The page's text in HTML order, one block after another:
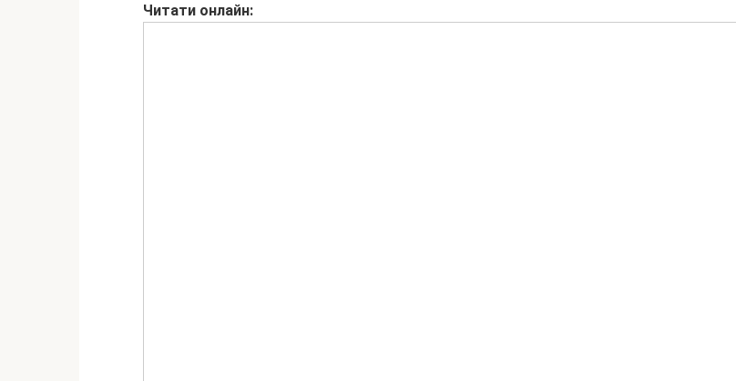
Читати онлайн: